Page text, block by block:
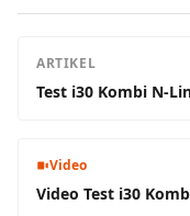
ARTIKEL
Test i30 Kombi N-
Video
Video Test i30